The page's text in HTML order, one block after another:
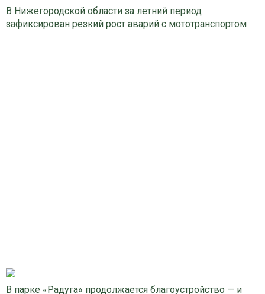
В Нижегородской области за летний период
зафиксирован резкий рост аварий с мототранспортом
В парке «Радуга» продолжается благоустройство — и